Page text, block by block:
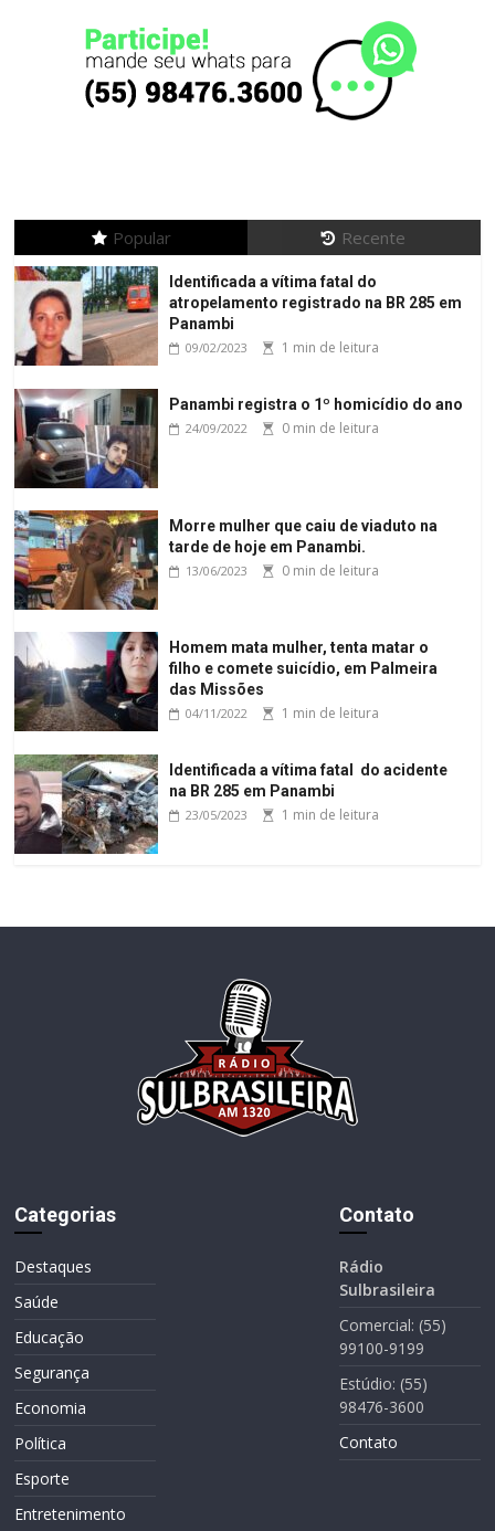
Popular Recente
Identificada a vítima fatal do
atropelamento registrado na BR 285 em
Panambi
09/02/2023 1 min de leitura
Panambi registra o 1º homicídio do ano
24/09/2022 0 min de leitura
Morre mulher que caiu de viaduto na
tarde de hoje em Panambi.
13/06/2023 0 min de leitura
Homem mata mulher, tenta matar o
filho e comete suicídio, em Palmeira
das Missões
04/11/2022 1 min de leitura
Identificada a vítima fatal do acidente
na BR 285 em Panambi
23/05/2023 1 min de leitura
Categorias
Destaques
Saúde
Educação
Segurança
Economia
Política
Esporte
Entretenimento
Contato
Rádio
Sulbrasileira
Comercial: (55)
99100-9199
Estúdio: (55)
98476-3600
Contato